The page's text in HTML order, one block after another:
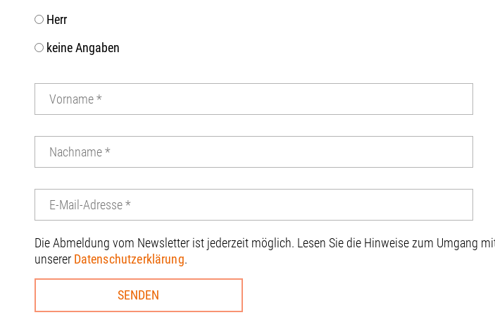
Herr
keine Angaben
Die Abmeldung vom Newsletter ist jederzeit möglich. Lesen Sie die Hinweise zum Umgang
unserer Datenschutzerklärung.